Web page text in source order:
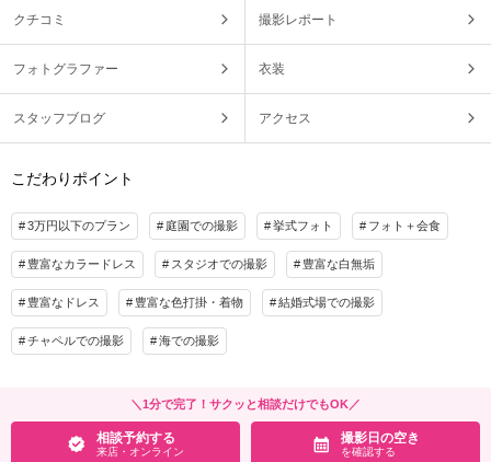
クチコミ 撮影レポート
フォトグラファー 衣装
スタッフブログ アクセス
こだわりポイント
3万円以下のプラン 庭園での撮影 挙式フォト フォト＋会食
豊富なカラードレス スタジオでの撮影 豊富な白無垢
豊富なドレス 豊富な色打掛・着物 結婚式場での撮影
チャペルでの撮影 海での撮影
＼1分で完了！サクッと相談だけでもOK／
相談予約する
来店・オンライン
撮影日の空き
を確認する